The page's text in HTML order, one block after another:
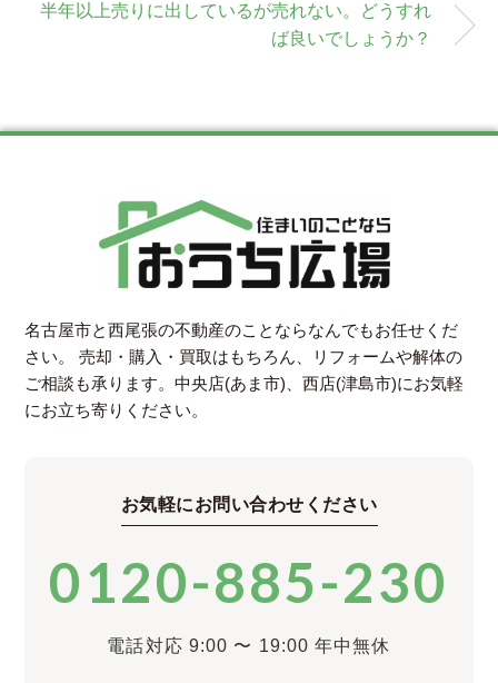
半年以上売りに出しているが売れない。どうすれ
ば良いでしょうか？
名古屋市と西尾張の不動産のことならなんでもお任せくだ
さい。
売却・購入・買取はもちろん、リフォームや解体の
ご相談も承ります。中央店(あま市)、西店(津島市)にお気軽
にお立ち寄りください。
お気軽にお問い合わせください
0120-885-230
電話対応 9:00 〜 19:00 年中無休